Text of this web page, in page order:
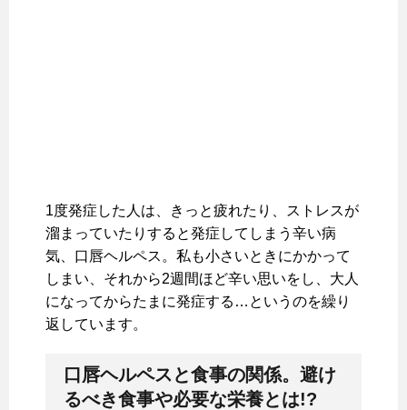
1度発症した人は、きっと疲れたり、ストレスが
溜まっていたりすると発症してしまう辛い病
気、口唇ヘルペス。私も小さいときにかかって
しまい、それから2週間ほど辛い思いをし、大人
になってからたまに発症する…というのを繰り
返しています。
口唇ヘルペスと食事の関係。避け
るべき食事や必要な栄養とは!?